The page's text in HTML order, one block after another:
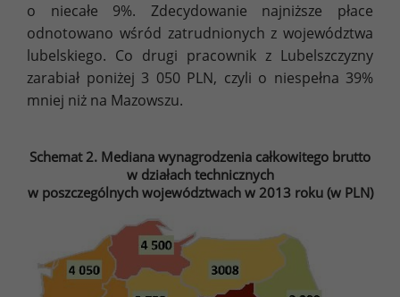
o niecałe 9%. Zdecydowanie najniższe płace
odnotowano wśród zatrudnionych z województwa
lubelskiego. Co drugi pracownik z Lubelszczyzny
zarabiał poniżej 3 050 PLN, czyli o niespełna 39%
mniej niż na Mazowszu.
Schemat 2. Mediana wynagrodzenia całkowitego brutto
w działach technicznych
w poszczególnych województwach w 2013 roku (w PLN)